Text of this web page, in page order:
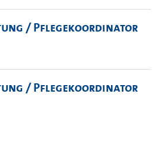
/ Pflegekoordinator
/ Pflegekoordinator